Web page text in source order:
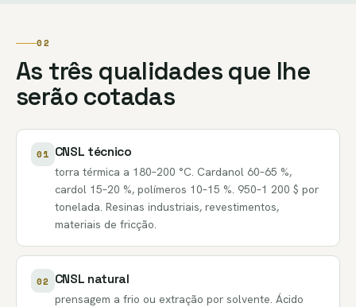
02
As três qualidades que lhe
serão cotadas
01 CNSL técnico
torra térmica a 180–200 °C. Cardanol 60–65 %,
cardol 15–20 %, polímeros 10–15 %. 950–1 200 $ por
tonelada. Resinas industriais, revestimentos,
materiais de fricção.
02 CNSL natural
prensagem a frio ou extração por solvente. Ácido